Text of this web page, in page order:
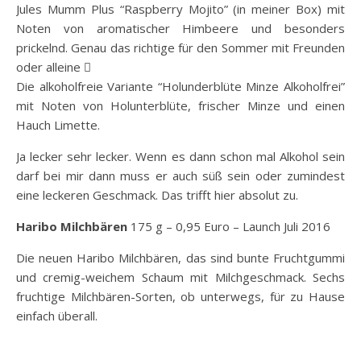
Jules Mumm Plus “Raspberry Mojito” (in meiner Box) mit
Noten von aromatischer Himbeere und besonders
prickelnd. Genau das richtige für den Sommer mit Freunden
oder alleine 
Die alkoholfreie Variante “Holunderblüte Minze Alkoholfrei”
mit Noten von Holunterblüte, frischer Minze und einen
Hauch Limette.
Ja lecker sehr lecker. Wenn es dann schon mal Alkohol sein
darf bei mir dann muss er auch süß sein oder zumindest
eine leckeren Geschmack. Das trifft hier absolut zu.
Haribo Milchbären 175 g – 0,95 Euro – Launch Juli 2016
Die neuen Haribo Milchbären, das sind bunte Fruchtgummi
und cremig-weichem Schaum mit Milchgeschmack. Sechs
fruchtige Milchbären-Sorten, ob unterwegs, für zu Hause
einfach überall.